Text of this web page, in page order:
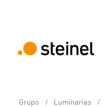
Grupo Luminarias